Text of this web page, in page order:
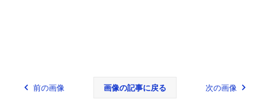
前の画像 画像の記事に戻る 次の画像